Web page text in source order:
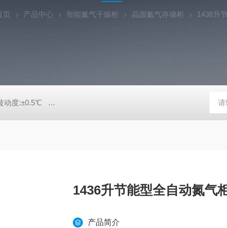
页 产品中心 智能氮气干燥柜 晶圆氮气存储柜 1436升
动度:±0.5℃ DHG-9140B（140升）电热恒温鼓风干燥箱，不锈钢
1436升节能型全自动氮气
产品简介